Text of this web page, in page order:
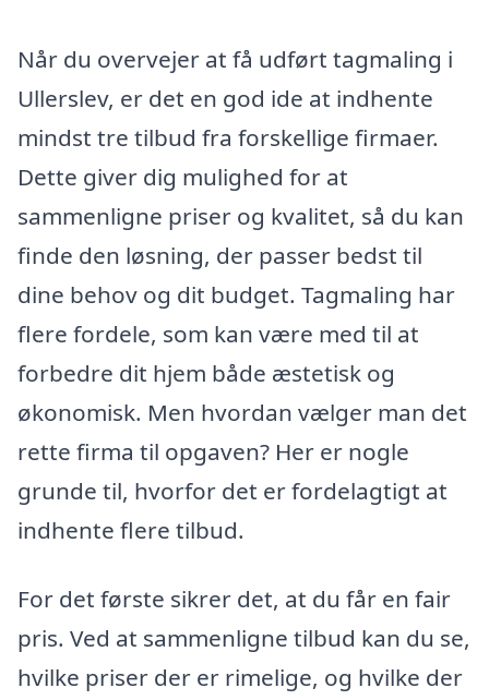
Når du overvejer at få udført tagmaling i
Ullerslev, er det en god ide at indhente
mindst tre tilbud fra forskellige firmaer.
Dette giver dig mulighed for at
sammenligne priser og kvalitet, så du kan
finde den løsning, der passer bedst til
dine behov og dit budget. Tagmaling har
flere fordele, som kan være med til at
forbedre dit hjem både æstetisk og
økonomisk. Men hvordan vælger man det
rette firma til opgaven? Her er nogle
grunde til, hvorfor det er fordelagtigt at
indhente flere tilbud.
For det første sikrer det, at du får en fair
pris. Ved at sammenligne tilbud kan du se,
hvilke priser der er rimelige, og hvilke der